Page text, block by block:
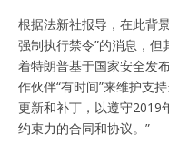
根据法新社报导，在此背
强制执行禁令”的消息，
着特朗普基于国家安全发
作伙伴“有时间”来维护支
更新和补丁，以遵守2019
约束力的合同和协议。”